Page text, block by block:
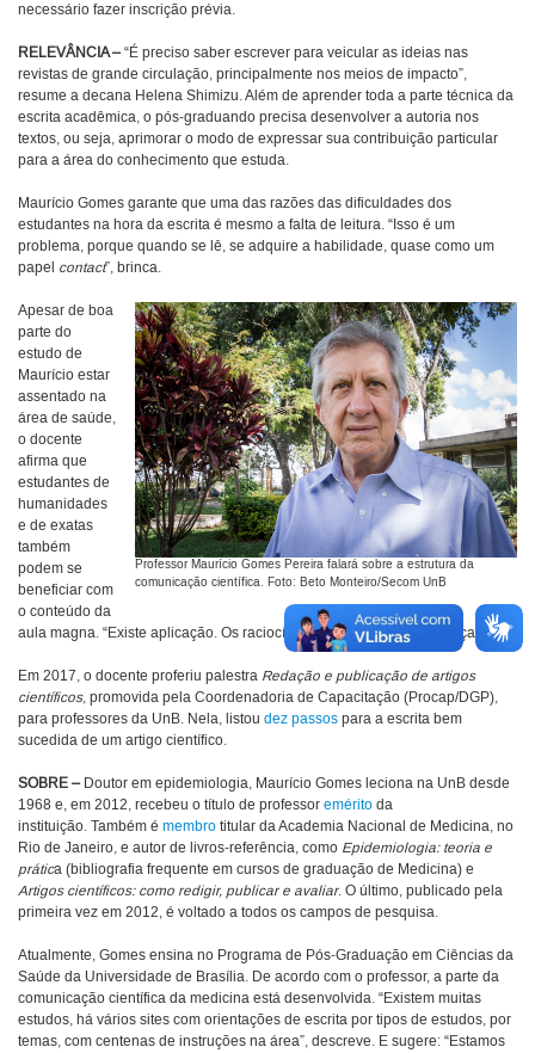
necessário fazer inscrição prévia.
RELEVÂNCIA –“É preciso saber escrever para veicular as ideias nas
revistas de grande circulação, principalmente nos meios de impacto”,
resume a decana Helena Shimizu. Além de aprender toda a parte técnica da
escrita acadêmica, o pós-graduando precisa desenvolver a autoria nos
textos, ou seja, aprimorar o modo de expressar sua contribuição particular
para a área do conhecimento que estuda.
Maurício Gomes garante que uma das razões das dificuldades dos
estudantes na hora da escrita é mesmo a falta de leitura. “Isso é um
problema, porque quando se lê, se adquire a habilidade, quase como um
papel contact”, brinca.
Professor Maurício Gomes Pereira falará sobre a estrutura da
comunicação científica. Foto: Beto Monteiro/Secom UnB
Apesar de boa
parte do
estudo de
Maurício estar
assentado na
área de saúde,
o docente
afirma que
estudantes de
humanidades
e de exatas
também
podem se
beneficiar com
o conteúdo da
aula magna. “Existe aplicação. Os raciocínios são os mesmos”, reforça.
Em 2017, o docente proferiu palestra Redação e publicação de artigos
científicos, promovida pela Coordenadoria de Capacitação (Procap/DGP),
para professores da UnB. Nela, listou dez passos para a escrita bem
sucedida de um artigo científico.
SOBRE –Doutor em epidemiologia, Maurício Gomes leciona na UnB desde
1968 e, em 2012, recebeu o título de professor emérito da
instituição. Também é membro titular da Academia Nacional de Medicina, no
Rio de Janeiro, e autor de livros-referência, como Epidemiologia: teoria e
prática (bibliografia frequente em cursos de graduação de Medicina) e
Artigos científicos: como redigir, publicar e avaliar. O último, publicado pela
primeira vez em 2012, é voltado a todos os campos de pesquisa.
Atualmente, Gomes ensina no Programa de Pós-Graduação em Ciências da
Saúde da Universidade de Brasília. De acordo com o professor, a parte da
comunicação científica da medicina está desenvolvida. “Existem muitas
estudos, há vários sites com orientações de escrita por tipos de estudos, por
temas, com centenas de instruções na área”, descreve. E sugere: “Estamos